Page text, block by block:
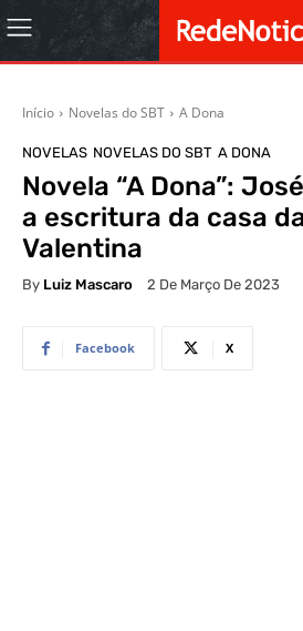
Início Novelas do SBT A Dona
NOVELAS NOVELAS DO SBT A DONA
Novela “A Dona”:
a escritura da casa
Valentina
By Luiz Mascaro 2 De Março De 2023
Facebook X